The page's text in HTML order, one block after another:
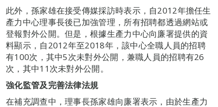
此外，孫家雄在接受傳媒採訪時表示，自2012年擔任生
產力中心理事長後已加強管理，所有招聘都透過網站或
登報對外公開。但是，根據生產力中心向廉署提供的資
料顯示，自2012年至2018年，該中心全職人員的招聘
有100次，其中5次未對外公開，兼職人員的招聘有26
次，其中11次未對外公開。
強化監管及完善法律法規
在補充調查中，理事長孫家雄向廉署表示，由於生產力